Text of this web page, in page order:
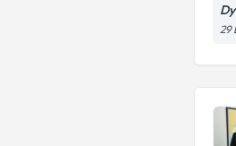
29